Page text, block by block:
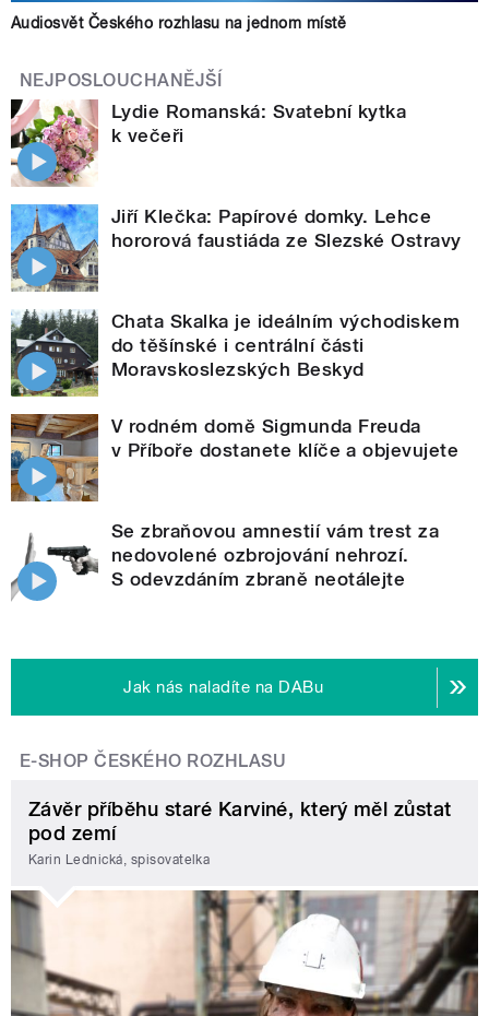
Audiosvět Českého rozhlasu na jednom místě
NEJPOSLOUCHANĚJŠÍ
Lydie Romanská: Svatební kytka
k večeři
Jiří Klečka: Papírové domky. Lehce
hororová faustiáda ze Slezské Ostravy
Chata Skalka je ideálním východiskem
do těšínské i centrální části
Moravskoslezských Beskyd
V rodném domě Sigmunda Freuda
v Příboře dostanete klíče a objevujete
Se zbraňovou amnestií vám trest za
nedovolené ozbrojování nehrozí.
S odevzdáním zbraně neotálejte
Jak nás naladíte na DABu
E-SHOP ČESKÉHO ROZHLASU
Závěr příběhu staré Karviné, který měl zůstat
pod zemí
Karin Lednická, spisovatelka